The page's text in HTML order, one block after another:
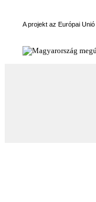
A projekt az Európai